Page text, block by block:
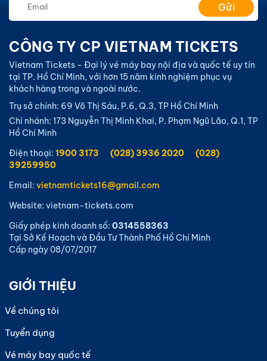
Gửi
CÔNG TY CP VIETNAM TICKETS
Vietnam Tickets - Đại lý vé máy bay nội địa và quốc tế uy tín
tại TP. Hồ Chí Minh, với hơn 15 năm kinh nghiệm phục vụ
khách hàng trong và ngoài nước.
Trụ sở chính: 69 Võ Thị Sáu, P.6, Q.3, TP Hồ Chí Minh
Chi nhánh: 173 Nguyễn Thị Minh Khai, P. Phạm Ngũ Lão, Q.1, TP
Hồ Chí Minh
Điện thoại: 1900 3173 (028) 3936 2020
(028)
39259950
Email: vietnamtickets16@gmail.com
Website: vietnam-tickets.com
Giấy phép kinh doanh số: 0314558363
Tại Sở Kế Hoạch và Đầu Tư Thành Phố Hồ Chí Minh
Cấp ngày 08/07/2017
GIỚI THIỆU
Về chúng tôi
Tuyển dụng
Vé máy bay quốc tế